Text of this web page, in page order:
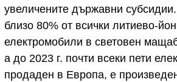
увеличените държавни
близо 80% от всички литиево-
електромобили в световен
а до 2023 г. почти всеки пети
продаден в Европа, е